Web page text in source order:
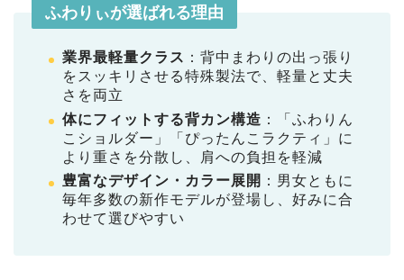
ふわりぃが選ばれる理由
業界最軽量クラス ：背中まわりの出っ張り
をスッキリさせる特殊製法で、軽量と丈夫
さを両立
体にフィットする背カン構造 ：「ふわりん
こショルダー」「ぴったんこラクティ」に
より重さを分散し、肩への負担を軽減
豊富なデザイン・カラー展開 ：男女ともに
毎年多数の新作モデルが登場し、好みに合
わせて選びやすい